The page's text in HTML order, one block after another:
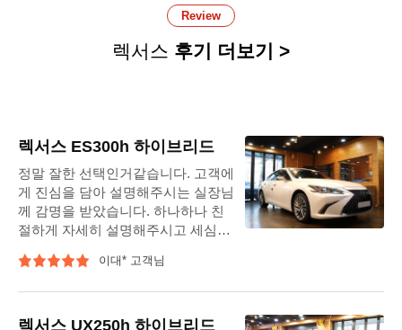
Review
렉서스 후기 더보기 >
렉서스 ES300h 하이브리드
정말 잘한 선택인거같습니다. 고객에
게 진심을 담아 설명해주시는 실장님
께 감명을 받았습니다. 하나하나 친
절하게 자세히 설명해주시고 세심한
셔서 감사드립니다. 카오디오 전문적
방문했기를 정말 잘한 선택인거같습
이대* 고객님
렉서스 UX250h 하이브리드